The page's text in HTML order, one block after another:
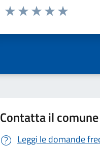
Valuta da 1 a 5 stelle la pagina
Contatta il comune
Leggi le domande